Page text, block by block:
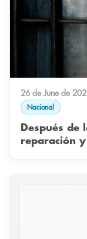
26 de June de
Nacional
Después
reparación